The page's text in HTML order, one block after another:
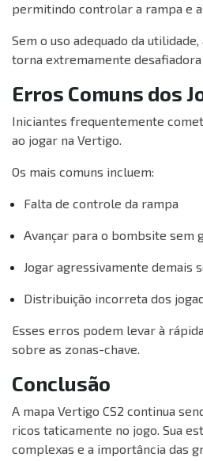
permitindo controlar a rampa e
Sem o uso adequado da
torna extremamente
Erros Comuns dos
Iniciantes frequentemente
ao jogar na Vertigo.
Os mais comuns incluem:
Falta de controle da rampa
Avançar para o bombsite sem
Jogar agressivamente demais
Distribuição incorreta dos
Esses erros podem levar à
sobre as zonas-chave.
Conclusão
A mapa Vertigo CS2 continua
ricos taticamente no jogo. Sua
complexas e a importância das